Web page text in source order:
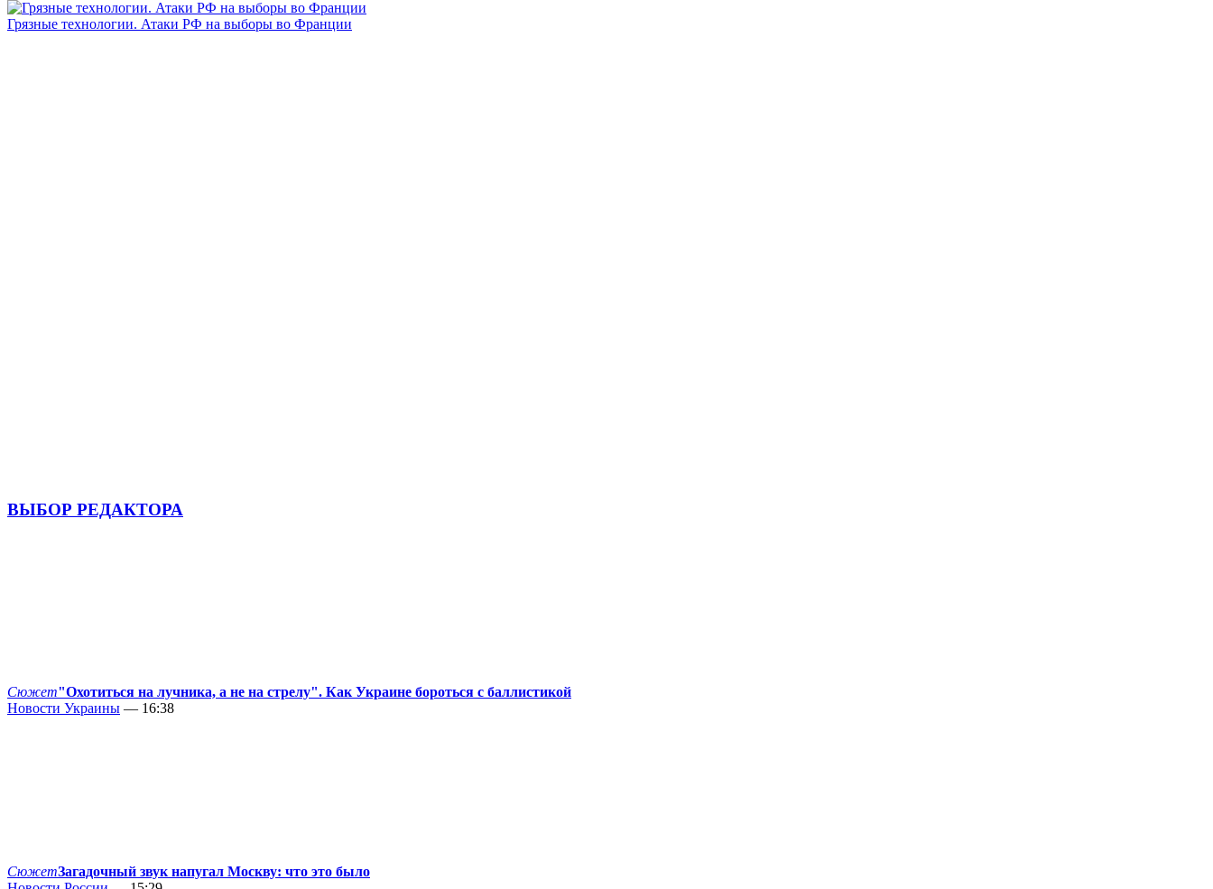
Грязные технологии. Атаки РФ на выборы во Франции
ВЫБОР РЕДАКТОРА
Сюжет"Охотиться на лучника, а не на стрелу". Как Украине бороться с баллистикой
Новости Украины — 16:38
СюжетЗагадочный звук напугал Москву: что это было